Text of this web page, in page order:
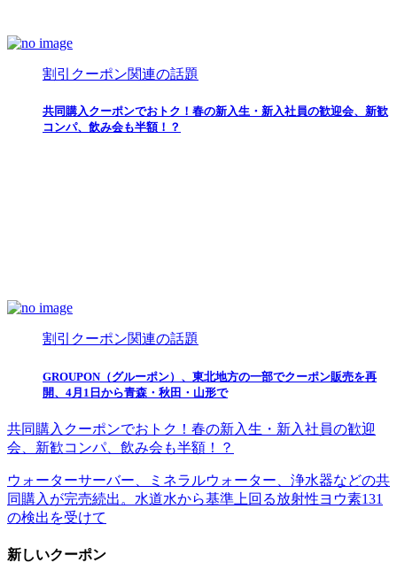
割引クーポン関連の話題
共同購入クーポンでおトク！春の新入生・新入社員の歓迎会、新歓
コンパ、飲み会も半額！？
割引クーポン関連の話題
GROUPON（グルーポン）、東北地方の一部でクーポン販売を再
開、4月1日から青森・秋田・山形で
共同購入クーポンでおトク！春の新入生・新入社員の歓迎
会、新歓コンパ、飲み会も半額！？
ウォーターサーバー、ミネラルウォーター、浄水器などの共
同購入が完売続出。水道水から基準上回る放射性ヨウ素131
の検出を受けて
新しいクーポン